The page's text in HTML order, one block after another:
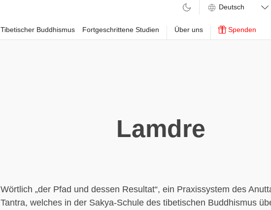
Tibetischer Buddhismus Fortgeschrittene Studien Über uns Spenden
Lamdre
Wörtlich „der Pfad und dessen Resultat“, ein Praxissystem des
Tantra, welches in der Sakya-Schule des tibetischen Buddhismus